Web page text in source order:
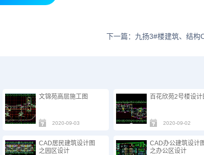
下一篇：九扬3#楼建筑、结构
文锦苑高层施工图
2020-09-03
百花欣苑2号楼设计
2020-09-02
CAD居民建筑设计图
之园区设计
CAD办公建筑设计
之办公区设计